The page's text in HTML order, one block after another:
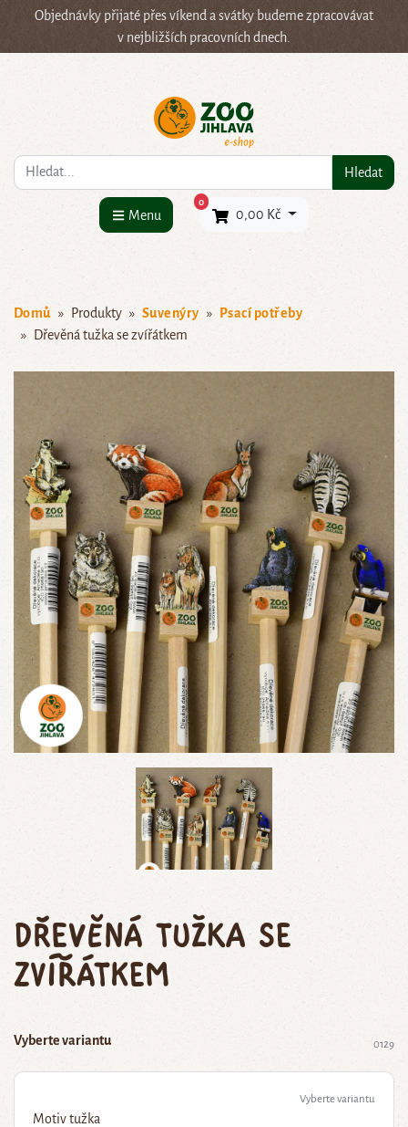
Objednávky přijaté přes víkend a svátky budeme zpracovávat
v nejbližších pracovních dnech.
Co hledáte? Hledat
Menu
0×
0,00 Kč
Domů Produkty Suvenýry
Psací potřeby
Dřevěná tužka se zvířátkem
Dřevěná tužka se
zvířátkem
Vyberte variantu 0129
Vyberte variantu
Motiv tužka